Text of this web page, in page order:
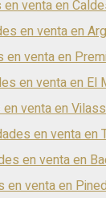
venta en
en venta en
en venta en
en venta en El
venta en
en venta en
en venta en
en venta en